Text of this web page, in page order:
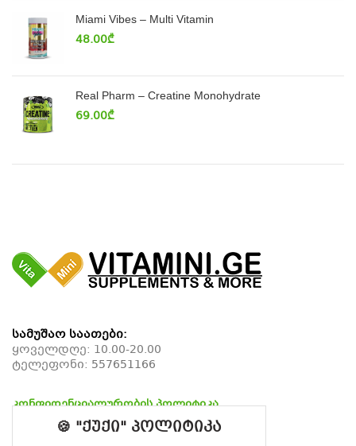
Miami Vibes – Multi Vitamin
48.00₾
Real Pharm – Creatine Monohydrate
69.00₾
სამუშაო საათები:
ყოველდღე: 10.00-20.00
ტელეფონი: 557651166
კონფიდენციალურობის პოლიტიკა
დაბრუნების პოლიტიკა
მიწოდების პოლიტიკა
🍪 "ქუქი" პოლიტიკა